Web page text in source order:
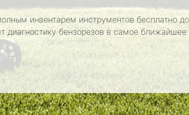
инвентарем инструментов бесплатно
диагностику бензорезов в самое